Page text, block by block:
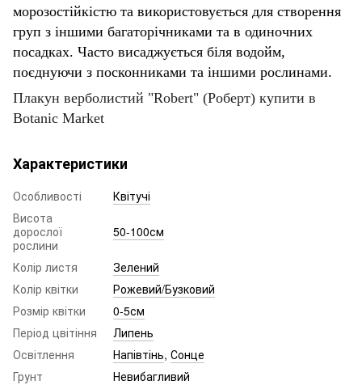
морозостійкістю та використовується для створення
груп з іншими багаторічниками та в одиночних
посадках. Часто висаджується біля водойм,
поєднуючи з посконниками та іншими рослинами.
Плакун верболистий "Robert" (Роберт) купити в
Botanic Market
Характеристики
Особливості
Квітучі
Висота
дорослої
рослини
50-100см
Колір листя
Зелений
Колір квітки
Рожевий/Бузковий
Розмір квітки
0-5см
Період цвітіння
Липень
Освітлення
Напівтінь, Сонце
Грунт
Невибагливий